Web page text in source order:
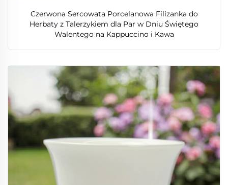
Czerwona Sercowata Porcelanowa Filizanka do
Herbaty z Talerzykiem dla Par w Dniu Świętego
Walentego na Kappuccino i Kawa